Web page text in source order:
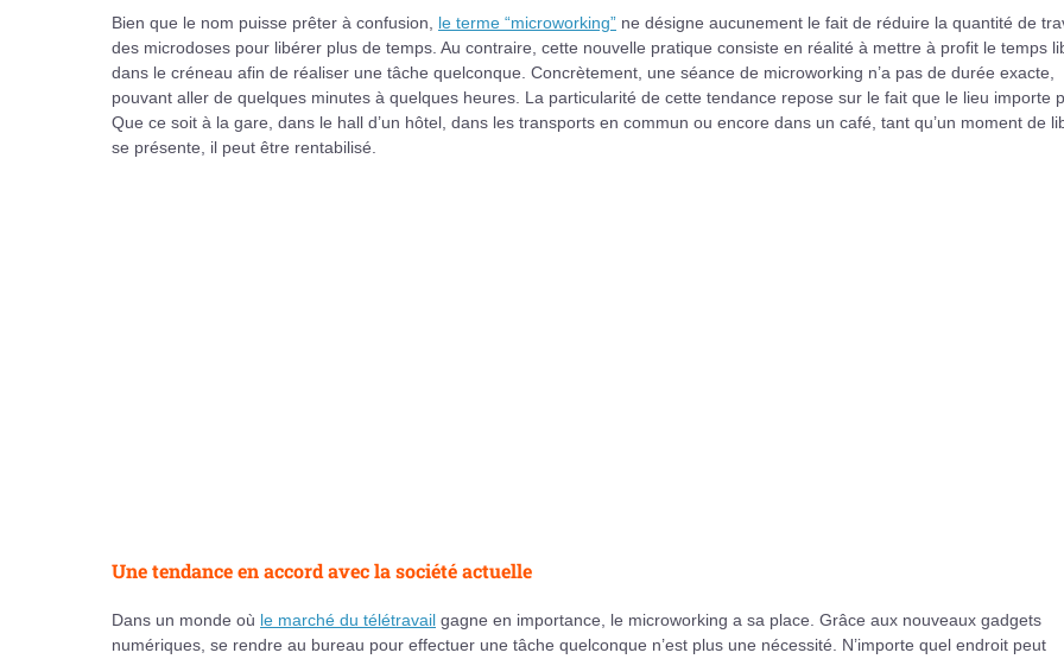
Bien que le nom puisse prêter à confusion, le terme “microworking” ne désigne aucunement le fait de réduire la quantité de
des microdoses pour libérer plus de temps. Au contraire, cette nouvelle pratique consiste en réalité à mettre à profit le temps
dans le créneau afin de réaliser une tâche quelconque. Concrètement, une séance de microworking n’a pas de durée exacte,
pouvant aller de quelques minutes à quelques heures. La particularité de cette tendance repose sur le fait que le lieu importe
Que ce soit à la gare, dans le hall d’un hôtel, dans les transports en commun ou encore dans un café, tant qu’un moment de
se présente, il peut être rentabilisé.
Une tendance en accord avec la société actuelle
Dans un monde où le marché du télétravail gagne en importance, le microworking a sa place. Grâce aux nouveaux gadgets
numériques, se rendre au bureau pour effectuer une tâche quelconque n’est plus une nécessité. N’importe quel endroit peut